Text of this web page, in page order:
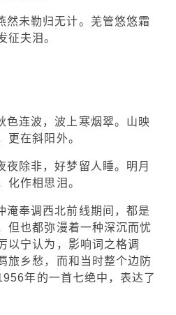
然未勒归无计。羌管悠悠霜
征夫泪。
色连波，波上寒烟翠。山映
更在斜阳外。
夜除非，好梦留人睡。明月
化作相思泪。
淹奉调西北前线期间，都是
但也都弥漫着一种深沉而忧
以宁认为，影响词之格调
旅乡愁，而和当时整个边防
年的一首七绝中，表达了